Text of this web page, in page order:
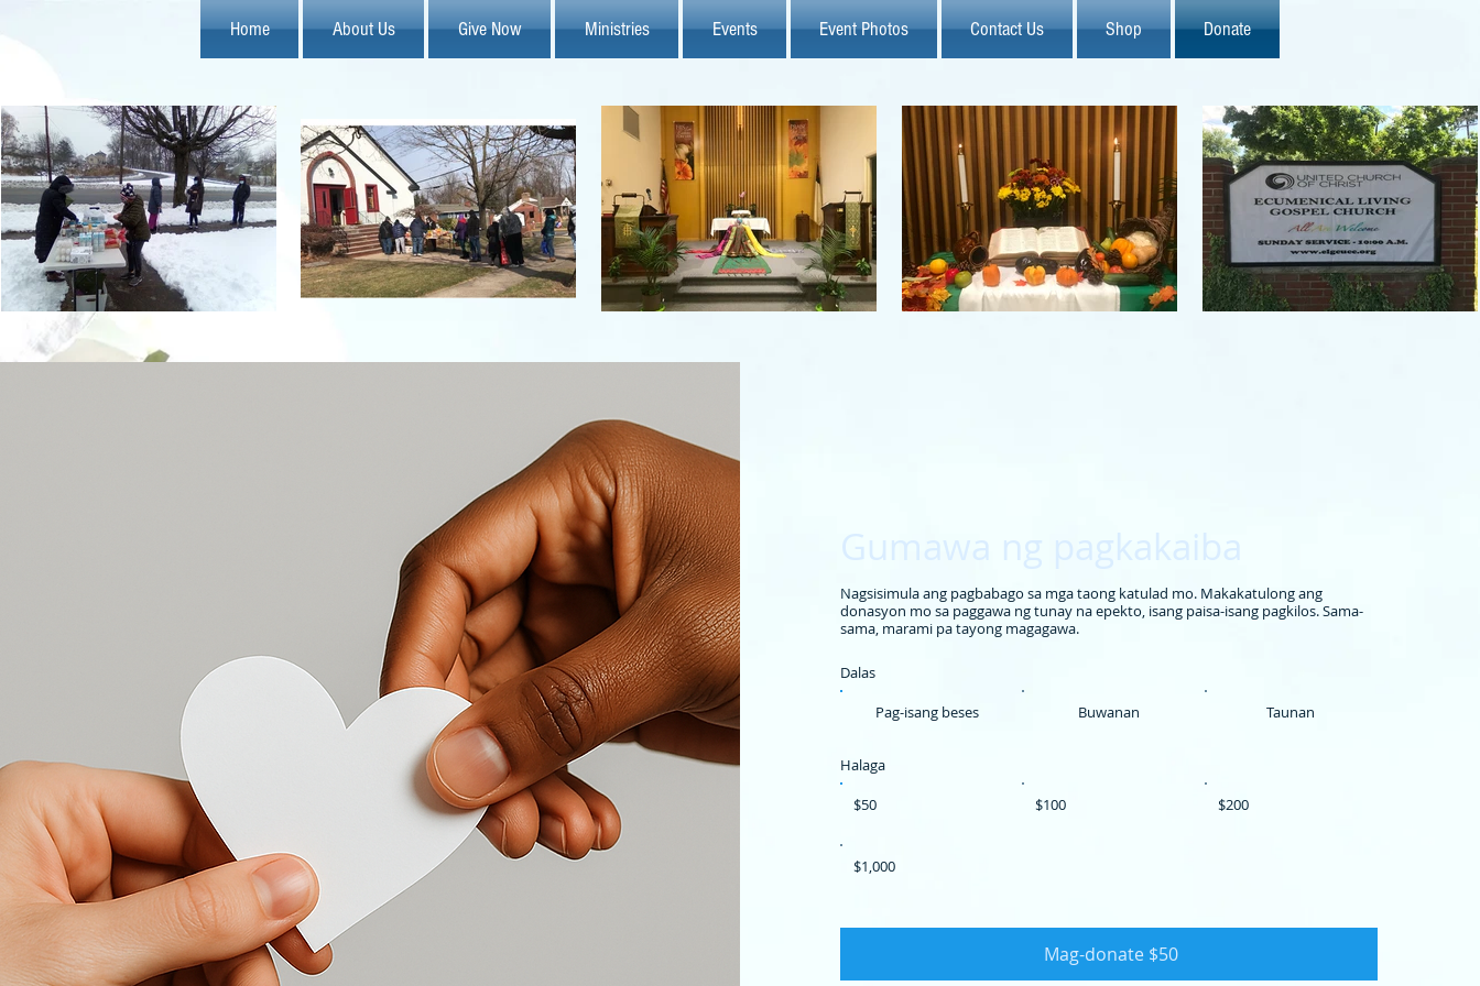
Home About Us Give Now Ministries Events Event Photos Contact Us Shop Donate
Gumawa ng pagkakaiba
Nagsisimula ang pagbabago sa mga taong katulad mo. Makakatulong ang
donasyon mo sa paggawa ng tunay na epekto, isang paisa-isang pagkilos. Sama-
sama, marami pa tayong magagawa.
Dalas
Pag-isang beses
Buwanan Taunan
Halaga
$50
$100 $200
$1,000
Mag-donate $50